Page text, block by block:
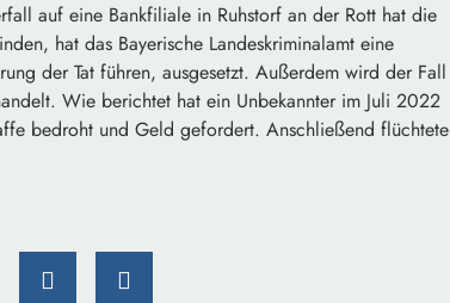
auf eine Bankfiliale in Ruhstorf an der Rott hat die
hat das Bayerische Landeskriminalamt eine
der Tat führen, ausgesetzt. Außerdem wird der Fall
Wie berichtet hat ein Unbekannter im Juli 2022
bedroht und Geld gefordert. Anschließend flüchtete